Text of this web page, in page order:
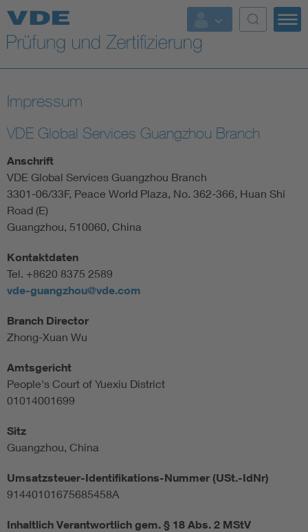
Top Themen
Fokusthemen
Energy
Health
Mobility
Standards
Weitere Themen
Assisted Living
Electromobility
Energy storage
Functional safety
Impressum
VDE Global Services Guangzhou Branch
Anschrift
VDE Global Services Guangzhou Branch
3301-06/33F, Peace World Plaza, No. 362-366, Huan Shi
Road (E)
Guangzhou, 510060, China
Kontaktdaten
Tel. +8620 8375 2589
vde-guangzhou@vde.com
Branch Director
Zhong-Xuan Wu
Amtsgericht
People's Court of Yuexiu District
01014001699
Sitz
Guangzhou, China
Umsatzsteuer-Identifikations-Nummer (USt.-IdNr)
91440101675685458A
Inhaltlich Verantwortlich gem. § 18 Abs. 2 MStV